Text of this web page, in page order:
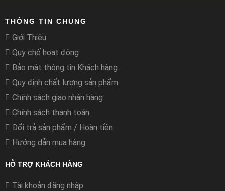
THÔNG TIN CHUNG
Giới Thiệu
Quy chế hoạt động
Bảo mật thông tin Khách hàng
Quy định chất lượng sản phẩm
Chính sách giao nhận hàng
Chính sách thanh toán
Đổi trả sản phẩm / Hoàn tiền
Hướng dẫn mua hàng
HỖ TRỢ KHÁCH HÀNG
Tài khoản đăng nhập